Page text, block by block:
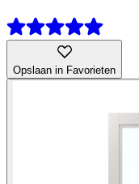
Opslaan in Favorieten